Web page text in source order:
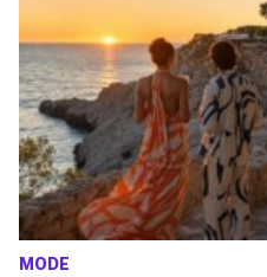
MODE